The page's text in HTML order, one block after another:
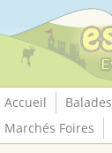
Accueil Balades
Marchés Foires